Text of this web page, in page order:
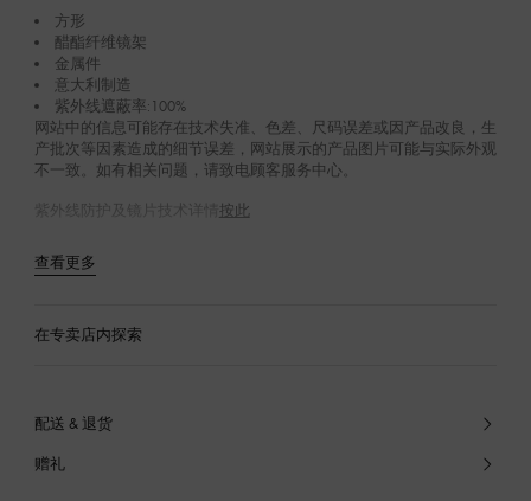
方形
醋酯纤维镜架
金属件
意大利制造
紫外线遮蔽率:100%
网站中的信息可能存在技术失准、色差、尺码误差或因产品改良，生
产批次等因素造成的细节误差，网站展示的产品图片可能与实际外观
不一致。如有相关问题，请致电顾客服务中心。
紫外线防护及镜片技术详情 按此
查看更多
在专卖店内探索
配送 & 退货
赠礼